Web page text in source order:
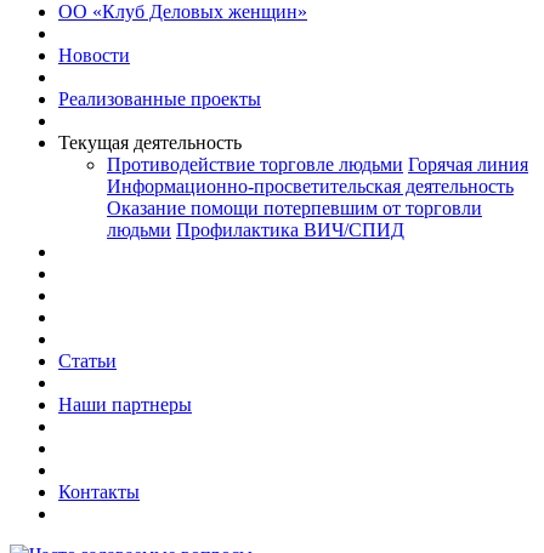
ОО «Клуб Деловых женщин»
Новости
Реализованные проекты
Текущая деятельность
Противодействие торговле людьми Горячая линия
Информационно-просветительская деятельность
Оказание помощи потерпевшим от торговли
людьми Профилактика ВИЧ/СПИД
Статьи
Наши партнеры
Контакты